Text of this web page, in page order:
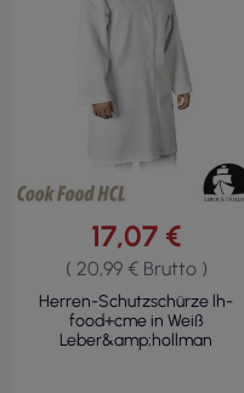
17,07 €
( 20,99 € Brutto )
Herren-Schutzschürze lh-
food+cme in Weiß
Leber&amp;hollman